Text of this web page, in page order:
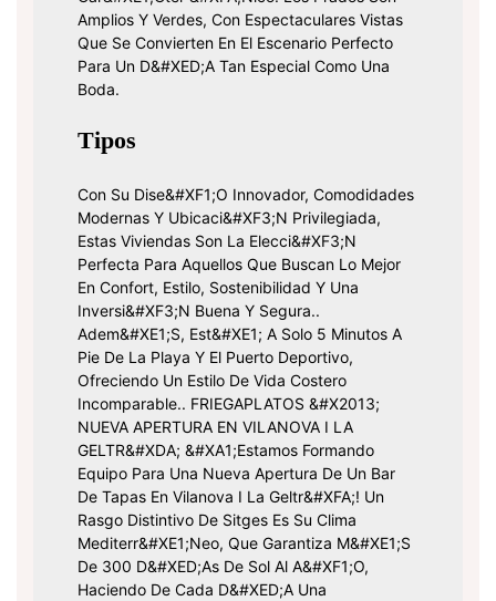
Amplios Y Verdes, Con Espectaculares Vistas
Que Se Convierten En El Escenario Perfecto
Para Un D&#xED;a Tan Especial Como Una
Boda.
Tipos
Con Su Dise&#xF1;o Innovador, Comodidades
Modernas Y Ubicaci&#xF3;n Privilegiada,
Estas Viviendas Son La Elecci&#xF3;n
Perfecta Para Aquellos Que Buscan Lo Mejor
En Confort, Estilo, Sostenibilidad Y Una
Inversi&#xF3;n Buena Y Segura..
Adem&#xE1;s, Est&#xE1; A Solo 5 Minutos A
Pie De La Playa Y El Puerto Deportivo,
Ofreciendo Un Estilo De Vida Costero
Incomparable.. FRIEGAPLATOS &#x2013;
NUEVA APERTURA EN VILANOVA I LA
GELTR&#xDA; &#xA1;Estamos Formando
Equipo Para Una Nueva Apertura De Un Bar
De Tapas En Vilanova I La Geltr&#xFA;! Un
Rasgo Distintivo De Sitges Es Su Clima
Mediterr&#xE1;neo, Que Garantiza M&#xE1;s
De 300 D&#xED;as De Sol Al A&#xF1;o,
Haciendo De Cada D&#xED;a Una